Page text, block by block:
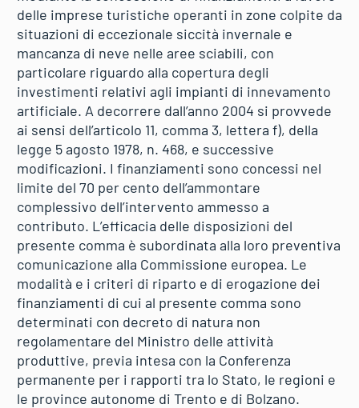
delle imprese turistiche operanti in zone colpite da
situazioni di eccezionale siccità invernale e
mancanza di neve nelle aree sciabili, con
particolare riguardo alla copertura degli
investimenti relativi agli impianti di innevamento
artificiale. A decorrere dall’anno 2004 si provvede
ai sensi dell’articolo 11, comma 3, lettera f), della
legge 5 agosto 1978, n. 468, e successive
modificazioni. I finanziamenti sono concessi nel
limite del 70 per cento dell’ammontare
complessivo dell’intervento ammesso a
contributo. L’efficacia delle disposizioni del
presente comma è subordinata alla loro preventiva
comunicazione alla Commissione europea. Le
modalità e i criteri di riparto e di erogazione dei
finanziamenti di cui al presente comma sono
determinati con decreto di natura non
regolamentare del Ministro delle attività
produttive, previa intesa con la Conferenza
permanente per i rapporti tra lo Stato, le regioni e
le province autonome di Trento e di Bolzano.